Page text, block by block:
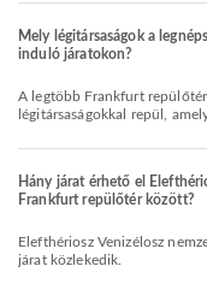
Mely légitársaságok a
induló járatokon?
A legtöbb Frankfurt
légitársaságokkal repül,
Hány járat érhető el
Frankfurt repülőtér között?
Elefthériosz Venizélosz nemzetközi repülőtér és Frankfurt repülőtér között 12
járat közlekedik.